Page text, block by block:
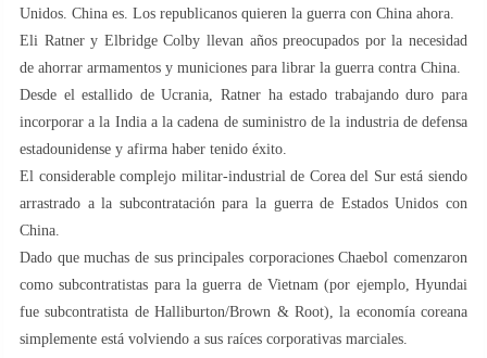
Unidos. China es. Los republicanos quieren la guerra con China ahora.
Eli Ratner y Elbridge Colby llevan años preocupados por la necesidad
de ahorrar armamentos y municiones para librar la guerra contra China.
Desde el estallido de Ucrania, Ratner ha estado trabajando duro para
incorporar a la India a la cadena de suministro de la industria de defensa
estadounidense y afirma haber tenido éxito.
El considerable complejo militar-industrial de Corea del Sur está siendo
arrastrado a la subcontratación para la guerra de Estados Unidos con
China.
Dado que muchas de sus principales corporaciones Chaebol comenzaron
como subcontratistas para la guerra de Vietnam (por ejemplo, Hyundai
fue subcontratista de Halliburton/Brown & Root), la economía coreana
simplemente está volviendo a sus raíces corporativas marciales.